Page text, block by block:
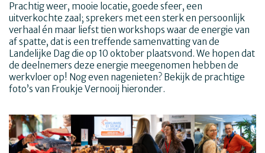
Prachtig weer, mooie locatie, goede sfeer, een
uitverkochte zaal; sprekers met een sterk en persoonlijk
verhaal én maar liefst tien workshops waar de energie van
af spatte, dat is een treffende samenvatting van de
Landelijke Dag die op 10 oktober plaatsvond. We hopen dat
de deelnemers deze energie meegenomen hebben de
werkvloer op! Nog even nagenieten? Bekijk de prachtige
foto’s van Froukje Vernooij hieronder.